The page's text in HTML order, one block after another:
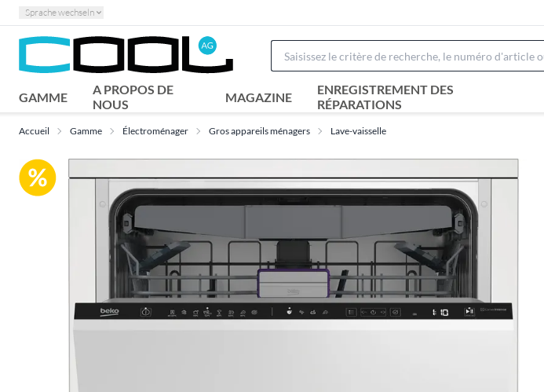
Sprache wechseln
GAMME
A PROPOS DE
NOUS
MAGAZINE
ENREGISTREMENT DES
RÉPARATIONS
Accueil Gamme Électroménager Gros appareils ménagers Lave-vaisselle